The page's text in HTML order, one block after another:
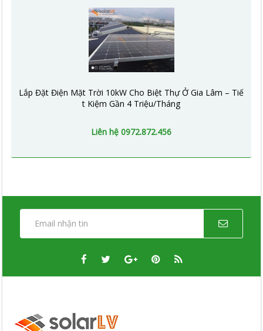
Lắp Đặt Điện Mặt Trời 10kW Cho Biệt Thự Ở Gia Lâm – Tiế
t Kiệm Gần 4 Triệu/Tháng
Liên hệ 0972.872.456